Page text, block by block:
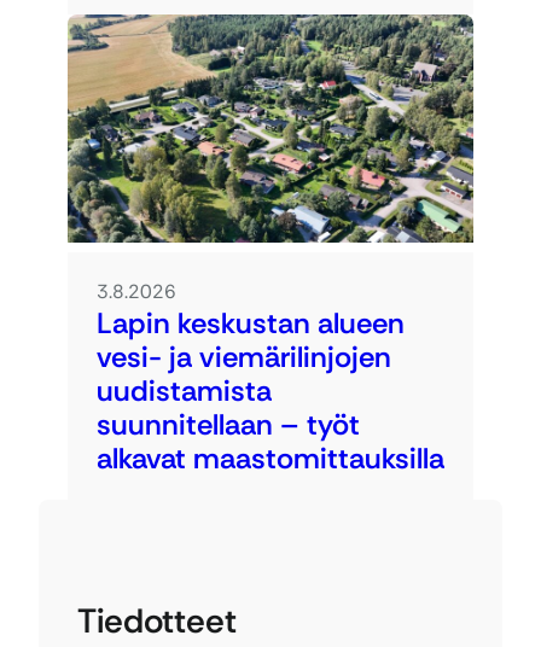
3.8.2026
Lapin keskustan alueen
vesi- ja viemärilinjojen
uudistamista
suunnitellaan – työt
alkavat maastomittauksilla
Tiedotteet